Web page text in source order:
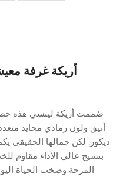
أريكة غرفة
صُممت أريكة لينسي هذه
أنيق ولون رمادي محايد
ديكور. لكن جمالها الحقيقي
بنسيج عالي الأداء مقاوم
المرحة وصخب الحياة